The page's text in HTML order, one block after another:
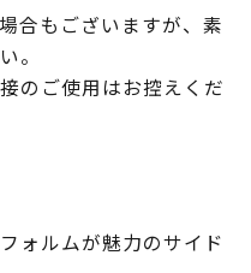
合もございますが、素
。
のご使用はお控えくだ
ォルムが魅力のサイド